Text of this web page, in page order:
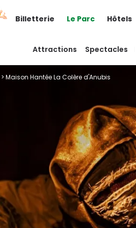
Billetterie Le Parc
Attractions Spectacles
Hôtels
> Maison Hantée La Colère d'Anubis